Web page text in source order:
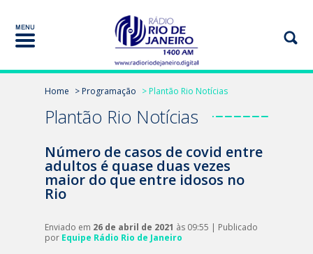
Home > Programação > Plantão Rio Notícias
Plantão Rio Notícias
Número de casos de covid entre
adultos é quase duas vezes
maior do que entre idosos no
Rio
Enviado em 26 de abril de 2021 às 09:55 | Publicado
por Equipe Rádio Rio de Janeiro